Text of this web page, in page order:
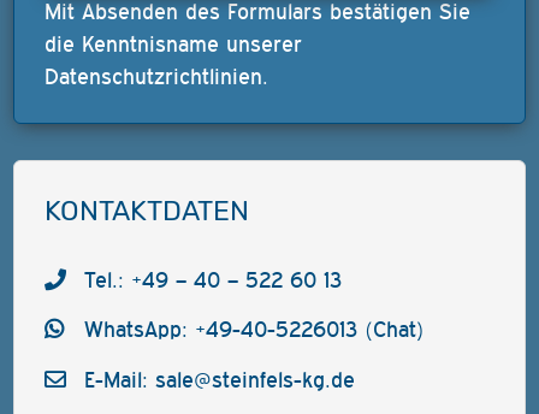
Mit Absenden des Formulars bestätigen Sie
die Kenntnisname unserer
Datenschutzrichtlinien.
KONTAKTDATEN
Tel.: +49 – 40 – 522 60 13
WhatsApp: +49-40-5226013 (Chat)
E-Mail: sale@steinfels-kg.de